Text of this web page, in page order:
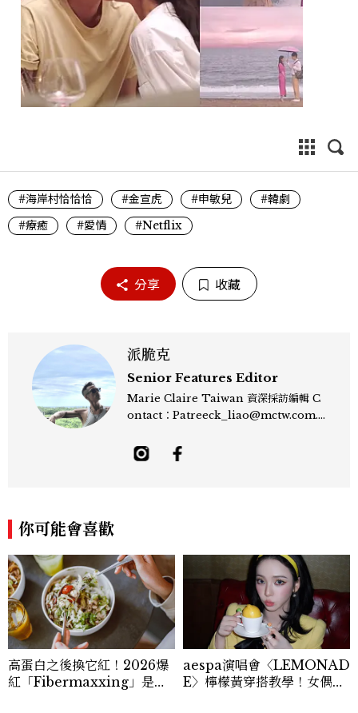
#海岸村恰恰恰 #金宣虎 #申敏兒
#韓劇
#療癒
#愛情 #Netflix
分享 收藏
派脆克
Senior Features Editor
Marie Claire Taiwan 資深採訪編輯 C
ontact：Patreeck_liao@mctw.com.t
敏銳的觀察力與敘事能力，撰寫出兼具深度
力的跨平台敘事語言。認為好的內容不僅是
記錄時代，更是溫柔的行動——在每一段訪
談與每一篇文章裡，留下值得反覆回味的
你可能會喜歡
高蛋白之後換它紅！2026爆
紅「Fibermaxxing」是什
aespa演唱會〈LEMONAD
E〉檸檬黃穿搭教學！女偶像